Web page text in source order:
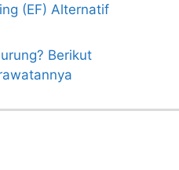
(EF) Alternatif
Berikut